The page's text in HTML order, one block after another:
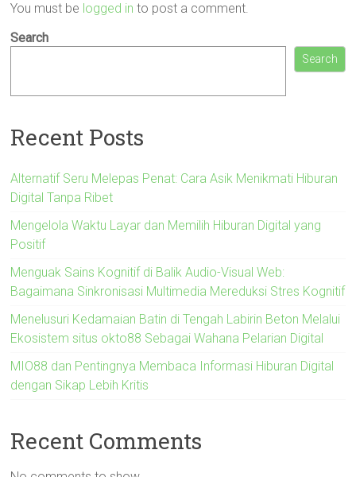
You must be logged in to post a comment.
Search
Search
Recent Posts
Alternatif Seru Melepas Penat: Cara Asik Menikmati Hiburan
Digital Tanpa Ribet
Mengelola Waktu Layar dan Memilih Hiburan Digital yang
Positif
Menguak Sains Kognitif di Balik Audio-Visual Web:
Bagaimana Sinkronisasi Multimedia Mereduksi Stres Kognitif
Menelusuri Kedamaian Batin di Tengah Labirin Beton Melalui
Ekosistem situs okto88 Sebagai Wahana Pelarian Digital
MIO88 dan Pentingnya Membaca Informasi Hiburan Digital
dengan Sikap Lebih Kritis
Recent Comments